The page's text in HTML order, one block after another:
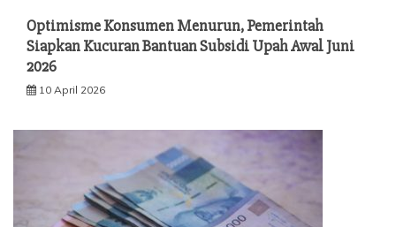
Optimisme Konsumen Menurun, Pemerintah
Siapkan Kucuran Bantuan Subsidi Upah Awal Juni
2026
10 April 2026